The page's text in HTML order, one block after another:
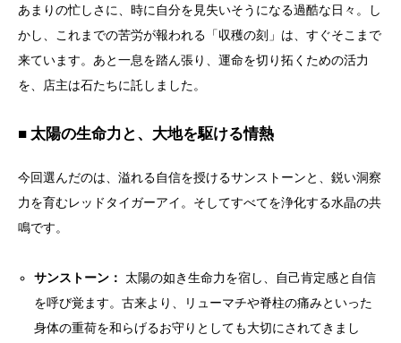
あまりの忙しさに、時に自分を見失いそうになる過酷な日々。し
かし、これまでの苦労が報われる「収穫の刻」は、すぐそこまで
来ています。あと一息を踏ん張り、運命を切り拓くための活力
を、店主は石たちに託しました。
■ 太陽の生命力と、大地を駆ける情熱
今回選んだのは、溢れる自信を授けるサンストーンと、鋭い洞察
力を育むレッドタイガーアイ。そしてすべてを浄化する水晶の共
鳴です。
サンストーン：
太陽の如き生命力を宿し、自己肯定感と自信
を呼び覚ます。古来より、リューマチや脊柱の痛みといった
身体の重荷を和らげるお守りとしても大切にされてきまし